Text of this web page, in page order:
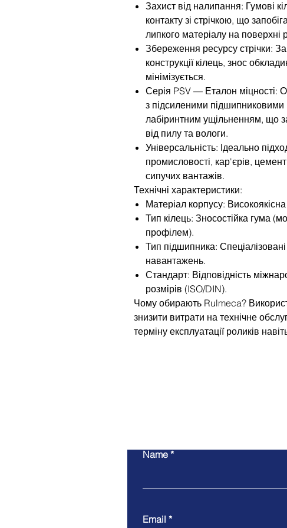
Захист від налипання: Гумові
контакту зі стрічкою, що
липкого матеріалу на поверхні
Збереження ресурсу стрічки:
конструкції кілець, знос
мінімізується.
Серія PSV — Еталон міцності:
з підсиленими
лабіринтним ущільненням, що
від пилу та вологи.
Універсальність: Ідеально
промисловості, кар'єрів,
сипучих вантажів.
Технічні характеристики:
Матеріал корпусу:
Тип кілець: Зносостійка гума
профілем).
Тип підшипника:
навантажень.
Стандарт: Відповідність
розмірів (ISO/DIN).
Чому обирають Rulmeca?
знизити витрати на технічне
терміну експлуатації роликів
Name
Email